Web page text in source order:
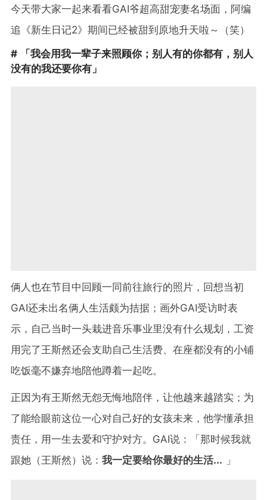
今天带大家一起来看看GAI爷超高甜宠妻名场面，阿编
追《新生日记2》期间已经被甜到原地升天啦～（笑）
# 「我会用我一辈子来照顾你；别人有的你都有，别人
没有的我还要你有」
俩人也在节目中回顾一同前往旅行的照片，回想当初
GAI还未出名俩人生活颇为拮据；画外GAI受访时表
示，自己当时一头栽进音乐事业里没有什么规划，工资
用完了王斯然还会支助自己生活费、在座都没有的小铺
吃饭毫不嫌弃地陪他蹲着一起吃。
正因为有王斯然无怨无悔地陪伴，让他越来越踏实；为
了能给眼前这位一心对自己好的女孩未来，他学懂承担
责任，用一生去爱和守护对方。GAI说：「那时候我就
跟她（王斯然）说： 我一定要给你最好的生活... 」